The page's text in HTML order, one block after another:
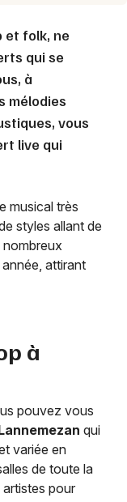
et folk, ne
qui se
à
mélodies
vous
live qui
musical très
styles allant de
nombreux
attirant
à
pouvez vous
qui
variée en
de toute la
pour